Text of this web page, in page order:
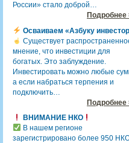
России» стало доброй…
Подробнее
Осваиваем «Азбуку
Существует
мнение, что инвестиции для
богатых. Это заблуждение.
Инвестировать можно любые
а если набраться терпения и
подключить…
Подробнее
ВНИМАНИЕ НКО
В нашем регионе
зарегистрировано более 950